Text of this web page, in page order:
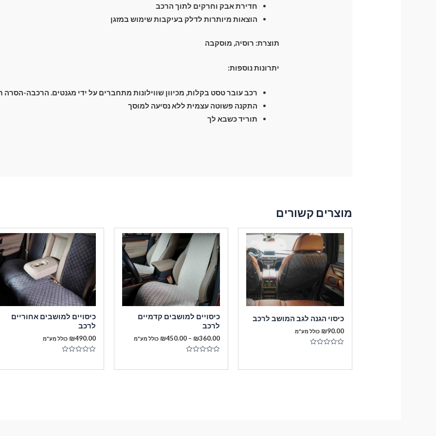
חדירת אבק וחרקים לתוך הרכב
הוצאות מיותרות לדלק בעיקבות שימוש במזגן
תוצרת: רוסיה, מוסקבה
יתרונות נוספות:
רכב עובר טסט בקלות, מכיוון שווילונות מתחברים על ידי מגנטים. הרכבה-הסרה תוך 2
התקנה פשוטה עצמית ללא נסיעה למוסך
תוריד כשבא לך
מוצרים קשורים
כיסוי הגנה לגב המושב לרכב
₪90.00 כולל מע"מ
5
כיסויים למושבים קדמיים
לרכב
₪360.00
–
₪450.00
טווח
⁦₪450.00⁩
כולל מע"מ
מתוך
כיסויים למושבים אחוריים
לרכב
₪490.00 כולל מע"מ
מתוך